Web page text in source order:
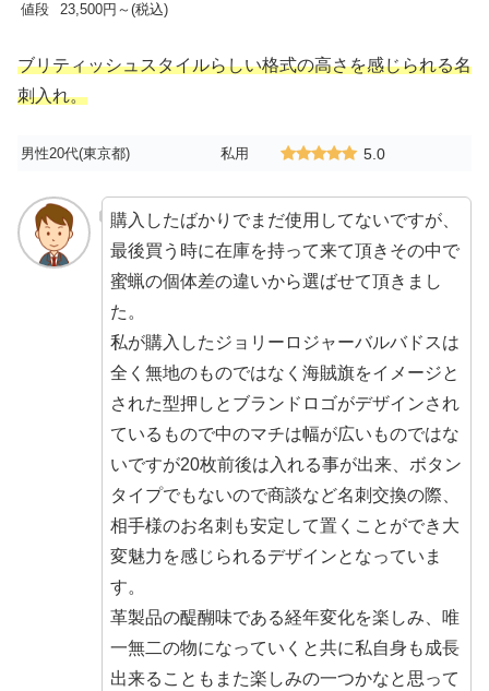
値段
23,500円～(税込)
ブリティッシュスタイルらしい格式の高さを感じられる名
刺入れ。
男性20代(東京都) 私用 5.0
購入したばかりでまだ使用してないですが、
最後買う時に在庫を持って来て頂きその中で
蜜蝋の個体差の違いから選ばせて頂きまし
た。
私が購入したジョリーロジャーバルバドスは
全く無地のものではなく海賊旗をイメージと
された型押しとブランドロゴがデザインされ
ているもので中のマチは幅が広いものではな
いですが20枚前後は入れる事が出来、ボタン
タイプでもないので商談など名刺交換の際、
相手様のお名刺も安定して置くことができ大
変魅力を感じられるデザインとなっていま
す。
革製品の醍醐味である経年変化を楽しみ、唯
一無二の物になっていくと共に私自身も成長
出来ることもまた楽しみの一つかなと思って